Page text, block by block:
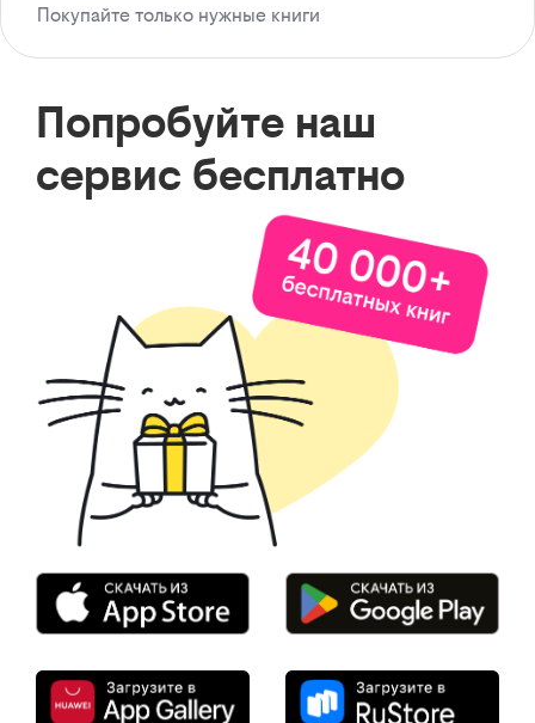
Покупайте только нужные книги
Попробуйте наш
сервис бесплатно